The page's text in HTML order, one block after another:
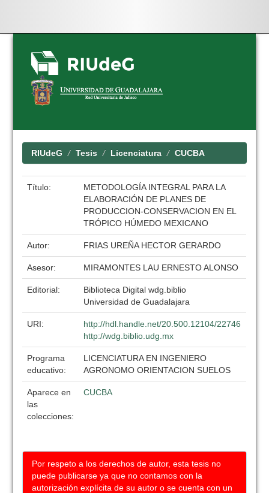
Skip
navigation
RIUdeG Tesis Licenciatura CUCBA
Título:
METODOLOGÍA INTEGRAL PARA LA
ELABORACIÓN DE PLANES DE
PRODUCCION-CONSERVACION EN EL
TRÓPICO HÚMEDO MEXICANO
Autor: FRIAS UREÑA HECTOR GERARDO
Asesor: MIRAMONTES LAU ERNESTO ALONSO
Editorial:
Biblioteca Digital wdg.biblio
Universidad de Guadalajara
URI:
http://hdl.handle.net/20.500.12104/22746
http://wdg.biblio.udg.mx
Programa
educativo:
LICENCIATURA EN INGENIERO
AGRONOMO ORIENTACION SUELOS
Aparece en
las
colecciones:
CUCBA
Por respeto a los derechos de autor, esta tesis no
puede publicarse ya que no contamos con la
autorización explícita de su autor o se cuenta con un